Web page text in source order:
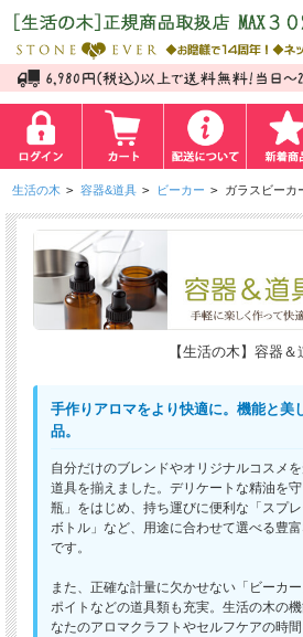
生活の木 > 容器&道具 > ビーカー > ガラスビーカ
【生活の木】容器＆
手作りアロマをより快適に。機能と美
品。
自分だけのブレンドやオリジナルコスメ
道具を揃えました。デリケートな精油を
瓶」をはじめ、持ち運びに便利な「スプ
ボトル」など、用途に合わせて選べる豊
です。
また、正確な計量に欠かせない「ビーカ
ポイトなどの道具類も充実。生活の木の
なたのアロマクラフトやセルフケアの時